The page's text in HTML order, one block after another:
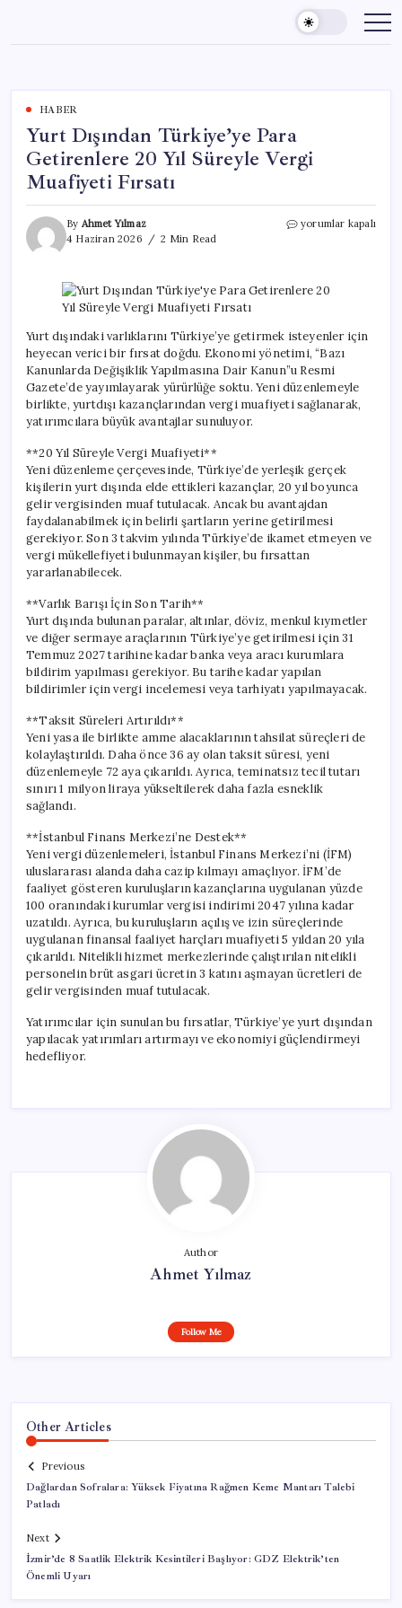
content
HABER
Yurt Dışından Türkiye’ye Para
Getirenlere 20 Yıl Süreyle Vergi
Muafiyeti Fırsatı
By Ahmet Yılmaz
4 Haziran 2026
2 Min Read
Yurt
Getirenlere
20
Süreyle
Vergi
Muafiyeti
Fırsatı
için
yorumlar kapalı
Yurt dışındaki varlıklarını Türkiye’ye getirmek isteyenler için
heyecan verici bir fırsat doğdu. Ekonomi yönetimi, “Bazı
Kanunlarda Değişiklik Yapılmasına Dair Kanun”u Resmi
Gazete’de yayımlayarak yürürlüğe soktu. Yeni düzenlemeyle
birlikte, yurtdışı kazançlarından vergi muafiyeti sağlanarak,
yatırımcılara büyük avantajlar sunuluyor.
**20 Yıl Süreyle Vergi Muafiyeti**
Yeni düzenleme çerçevesinde, Türkiye’de yerleşik gerçek
kişilerin yurt dışında elde ettikleri kazançlar, 20 yıl boyunca
gelir vergisinden muaf tutulacak. Ancak bu avantajdan
faydalanabilmek için belirli şartların yerine getirilmesi
gerekiyor. Son 3 takvim yılında Türkiye’de ikamet etmeyen ve
vergi mükellefiyeti bulunmayan kişiler, bu fırsattan
yararlanabilecek.
**Varlık Barışı İçin Son Tarih**
Yurt dışında bulunan paralar, altınlar, döviz, menkul kıymetler
ve diğer sermaye araçlarının Türkiye’ye getirilmesi için 31
Temmuz 2027 tarihine kadar banka veya aracı kurumlara
bildirim yapılması gerekiyor. Bu tarihe kadar yapılan
bildirimler için vergi incelemesi veya tarhiyatı yapılmayacak.
**Taksit Süreleri Artırıldı**
Yeni yasa ile birlikte amme alacaklarının tahsilat süreçleri de
kolaylaştırıldı. Daha önce 36 ay olan taksit süresi, yeni
düzenlemeyle 72 aya çıkarıldı. Ayrıca, teminatsız tecil tutarı
sınırı 1 milyon liraya yükseltilerek daha fazla esneklik
sağlandı.
**İstanbul Finans Merkezi’ne Destek**
Yeni vergi düzenlemeleri, İstanbul Finans Merkezi’ni (İFM)
uluslararası alanda daha cazip kılmayı amaçlıyor. İFM’de
faaliyet gösteren kuruluşların kazançlarına uygulanan yüzde
100 oranındaki kurumlar vergisi indirimi 2047 yılına kadar
uzatıldı. Ayrıca, bu kuruluşların açılış ve izin süreçlerinde
uygulanan finansal faaliyet harçları muafiyeti 5 yıldan 20 yıla
çıkarıldı. Nitelikli hizmet merkezlerinde çalıştırılan nitelikli
personelin brüt asgari ücretin 3 katını aşmayan ücretleri de
gelir vergisinden muaf tutulacak.
Yatırımcılar için sunulan bu fırsatlar, Türkiye’ye yurt dışından
yapılacak yatırımları artırmayı ve ekonomiyi güçlendirmeyi
hedefliyor.
Author
Ahmet Yılmaz
Follow Me
Other Articles
Previous
Dağlardan Sofralara: Yüksek Fiyatına Rağmen Keme Mantarı Talebi
Patladı
Next
İzmir’de 8 Saatlik Elektrik Kesintileri Başlıyor: GDZ Elektrik’ten
Önemli Uyarı